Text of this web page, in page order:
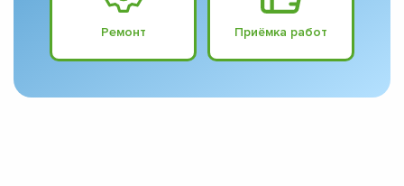
Ремонт Приёмка работ